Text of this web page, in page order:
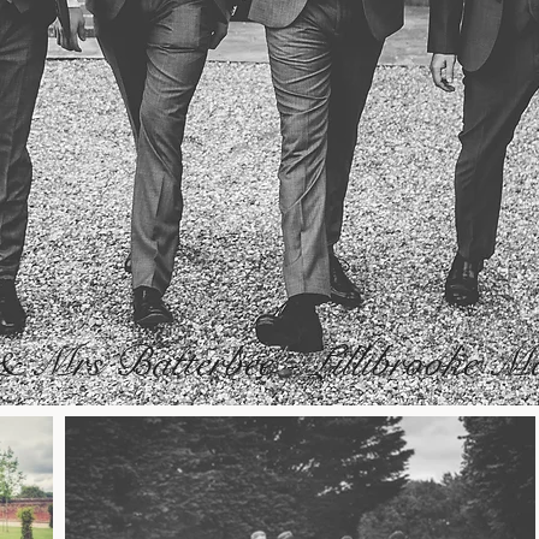
Mrs Batterbee - Lillibrooke